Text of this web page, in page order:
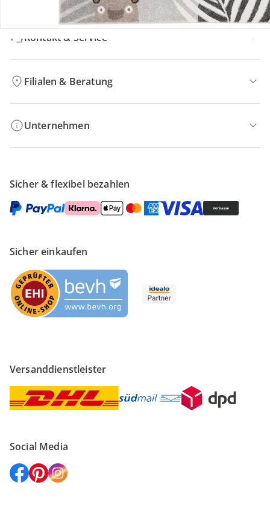
Kontakt & Service
Filialen & Beratung
Unternehmen
Sicher & flexibel bezahlen
Sicher einkaufen
Versanddienstleister
Social Media